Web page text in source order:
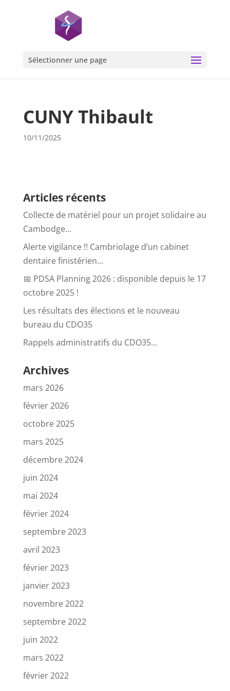
Sélectionner une page
CUNY Thibault
10/11/2025
Articles récents
Collecte de matériel pour un projet solidaire au
Cambodge…
Alerte vigilance !! Cambriolage d’un cabinet
dentaire finistérien…
📅 PDSA Planning 2026 : disponible depuis le 17
octobre 2025 !
Les résultats des élections et le nouveau
bureau du CDO35
Rappels administratifs du CDO35…
Archives
mars 2026
février 2026
octobre 2025
mars 2025
décembre 2024
juin 2024
mai 2024
février 2024
septembre 2023
avril 2023
février 2023
janvier 2023
novembre 2022
septembre 2022
juin 2022
mars 2022
février 2022